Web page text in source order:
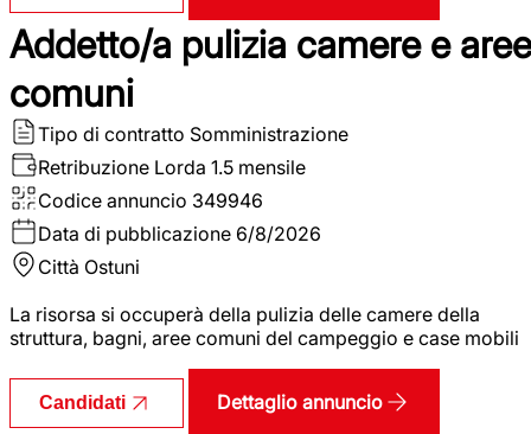
Addetto/a pulizia camere e aree
comuni
Tipo di contratto Somministrazione
Retribuzione Lorda 1.5 mensile
Codice annuncio 349946
Data di pubblicazione 6/8/2026
Città Ostuni
La risorsa si occuperà della pulizia delle camere della
struttura, bagni, aree comuni del campeggio e case mobili
Candidati Dettaglio annuncio